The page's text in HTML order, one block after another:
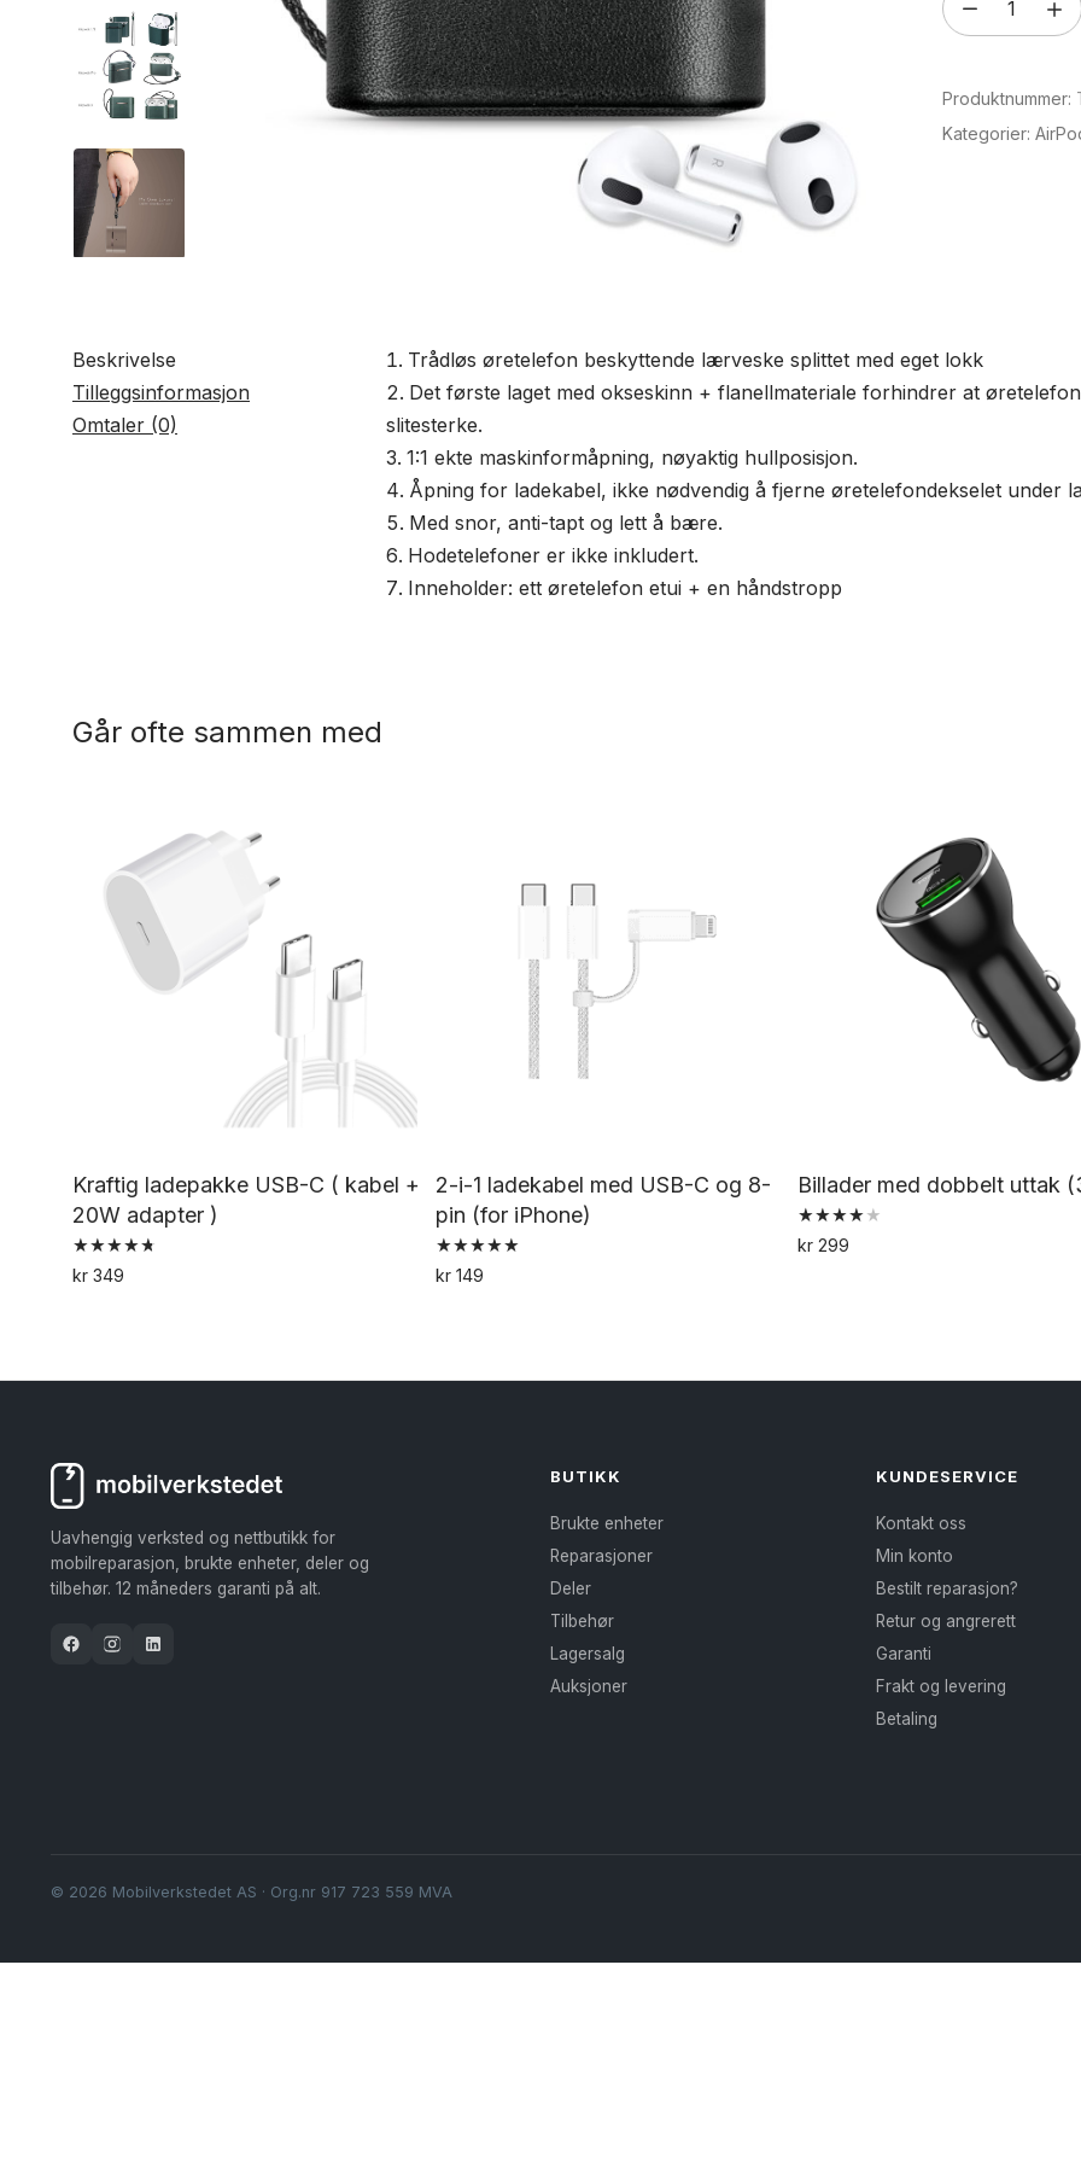
lær
for
AirPods
Produktnummer:
Kategorier:
Beskrivelse
Tilleggsinformasjon
Omtaler (0)
Trådløs øretelefon beskyttende lærveske splittet med eget lokk
Det første laget med okseskinn + flanellmateriale forhindrer at
slitesterke.
1:1 ekte maskinformåpning, nøyaktig hullposisjon.
Åpning for ladekabel, ikke nødvendig å fjerne øretelefondekselet under
Med snor, anti-tapt og lett å bære.
Hodetelefoner er ikke inkludert.
Inneholder: ett øretelefon etui + en håndstropp
Går ofte sammen med
Kraftig ladepakke USB-C ( kabel +
20W adapter )
Vurdert
4.79
kr 349
2-i-1 ladekabel med USB-C og 8-
pin (for iPhone)
Vurdert
5.00
kr149
Billader med dobbelt uttak
Vurdert
4.00
kr 299
Uavhengig verksted og nettbutikk for
mobilreparasjon, brukte enheter, deler og
tilbehør. 12 måneders garanti på alt.
BUTIKK
Brukte enheter
Reparasjoner
Deler
Tilbehør
Lagersalg
Auksjoner
KUNDESERVICE
Kontakt oss
Min konto
Bestilt reparasjon?
Retur og angrerett
Garanti
Frakt og levering
Betaling
© 2026 Mobilverkstedet AS · Org.nr 917 723 559 MVA